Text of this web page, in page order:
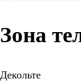
Зона
Декольте